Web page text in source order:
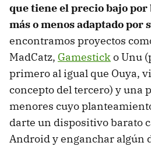
que tiene el precio bajo
más o menos adaptado por
encontramos proyectos
MadCatz, Gamesticko Unu
primero al igual que Ouya,
concepto del tercero) y una
menores cuyo
darte un dispositivo barato
Android y enganchar algún